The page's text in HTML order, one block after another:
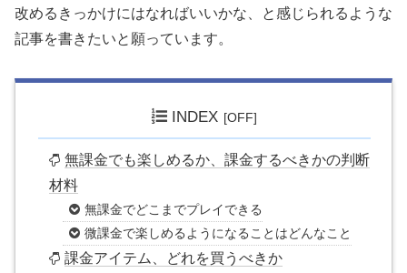
改めるきっかけにはなればいいかな、と感じられるような
記事を書きたいと願っています。
INDEX
無課金でも楽しめるか、課金するべきかの判断
材料
無課金でどこまでプレイできる
微課金で楽しめるようになることはどんなこと
課金アイテム、どれを買うべきか